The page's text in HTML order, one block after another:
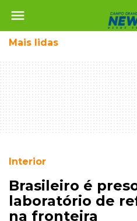
menu
Mais lidas
Interior
Brasileiro é
laboratório de
na fronteira